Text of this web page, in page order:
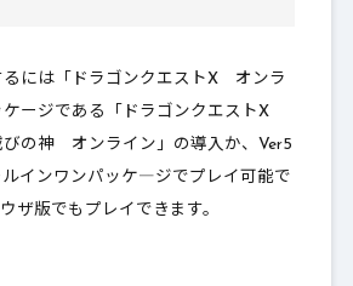
るには「ドラゴンクエストX オンラ
ケージである「ドラゴンクエストX
びの神 オンライン」の導入か、Ver5
ルインワンパッケ―ジでプレイ可能で
ザ版でもプレイできます。